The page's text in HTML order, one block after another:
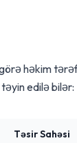
həkim
edilə bilər:
Təsir Sahəsi